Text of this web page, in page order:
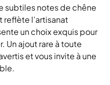
subtiles notes de chêne
l’artisanat
un choix exquis pour
Un ajout rare à toute
et vous invite à une